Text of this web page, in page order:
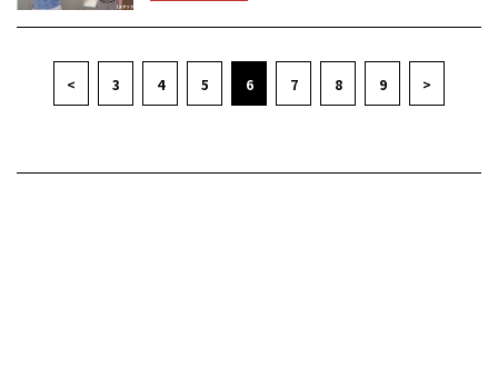
< 3 4 5 6 7 8 9 >